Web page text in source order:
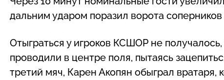
дальним ударом поразил ворота
Отыграться у игроков КСШОР не
проводили в центре поля, пытаясь
третий мяч, Карен Акопян обыграл вратаря,